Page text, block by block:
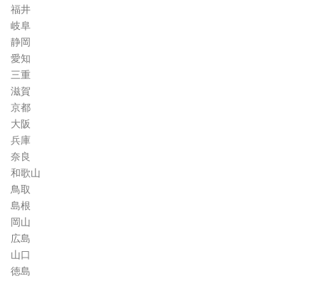
福井
岐阜
静岡
愛知
三重
滋賀
京都
大阪
兵庫
奈良
和歌山
鳥取
島根
岡山
広島
山口
徳島